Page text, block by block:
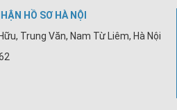
HỒ SƠ HÀ NỘI
Trung Văn, Nam Từ Liêm, Hà Nội